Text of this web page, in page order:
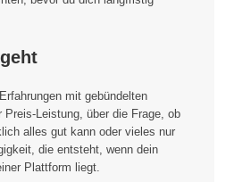
mit gebündelten
Preis-Leistung, über die Frage, ob
alles gut kann oder vieles nur
die entsteht, wenn dein
Plattform liegt.